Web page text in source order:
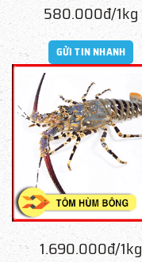
580.000đ/1kg
GỬI TIN NHANH
1.690.000đ/1kg